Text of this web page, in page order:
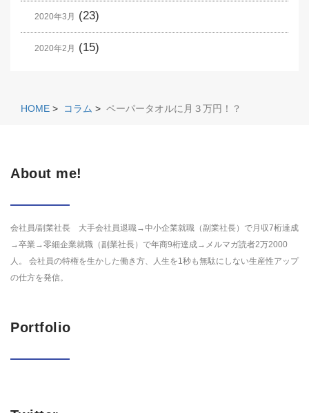
2020年3月 (23)
2020年2月 (15)
HOME > コラム > ペーパータオルに月３万円！？
About me!
会社員/副業社長 大手会社員退職→中小企業就職（副業社長）で月収7桁達成
→卒業→零細企業就職（副業社長）で年商9桁達成→メルマガ読者2万2000
人。 会社員の特権を生かした働き方、人生を1秒も無駄にしない生産性アップ
の仕方を発信。
Portfolio